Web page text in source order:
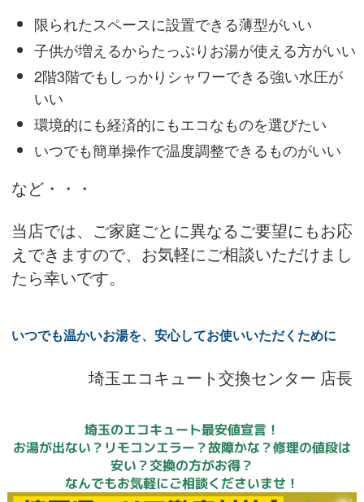
限られたスペースに設置できる薄型がいい
子供が増えるからたっぷりお湯が使える方がいい
2階3階でもしっかりシャワーできる強い水圧が
いい
環境的にも経済的にもエコなものを選びたい
いつでも簡単操作で温度調整できるものがいい
など・・・
当店では、ご家庭ごとに異なるご要望にもお応
えできますので、お気軽にご相談いただけまし
たら幸いです。
いつでも温かいお湯を、安心してお使いいただくために
埼玉エコキュート交換センター 店長
埼玉のエコキュート最安値宣言！
お湯が出ない？リモコンエラー？故障かな？修理の値段は
安い？交換の方がお得？
なんでもお気軽にご相談くださいませ！